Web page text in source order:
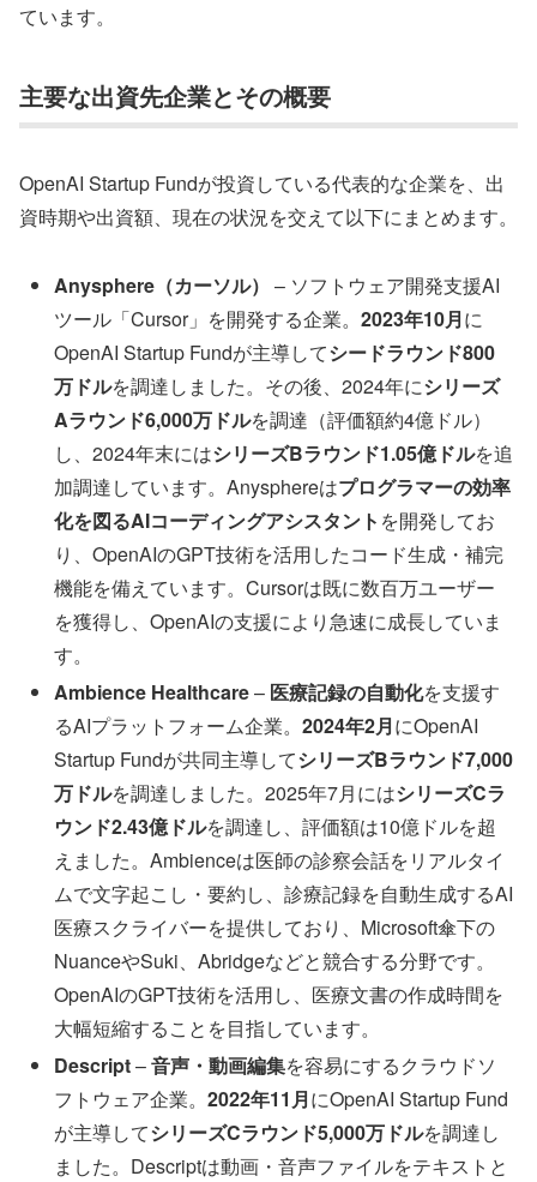
ています。
主要な出資先企業とその概要
OpenAI Startup Fundが投資している代表的な企業を、出
資時期や出資額、現在の状況を交えて以下にまとめます。
Anysphere（カーソル） – ソフトウェア開発支援AI
ツール「Cursor」を開発する企業。2023年10月に
OpenAI Startup Fundが主導してシードラウンド800
万ドルを調達しました。その後、2024年にシリーズ
Aラウンド6,000万ドルを調達（評価額約4億ドル）
し、2024年末にはシリーズBラウンド1.05億ドルを追
加調達しています。Anysphereはプログラマーの効率
化を図るAIコーディングアシスタント を開発してお
り、OpenAIのGPT技術を活用したコード生成・補完
機能を備えています。Cursorは既に数百万ユーザー
を獲得し、OpenAIの支援により急速に成長していま
す。
Ambience Healthcare– 医療記録の自動化を支援す
るAIプラットフォーム企業。2024年2月にOpenAI
Startup Fundが共同主導してシリーズBラウンド7,000
万ドルを調達しました。2025年7月にはシリーズCラ
ウンド2.43億ドルを調達し、評価額は10億ドルを超
えました。Ambienceは医師の診察会話をリアルタイ
ムで文字起こし・要約し、診療記録を自動生成するAI
医療スクライバーを提供しており、Microsoft傘下の
NuanceやSuki、Abridgeなどと競合する分野です。
OpenAIのGPT技術を活用し、医療文書の作成時間を
大幅短縮することを目指しています。
Descript–音声・動画編集を容易にするクラウドソ
フトウェア企業。2022年11月にOpenAI Startup Fund
が主導してシリーズCラウンド5,000万ドルを調達し
ました。Descriptは動画・音声ファイルをテキストと